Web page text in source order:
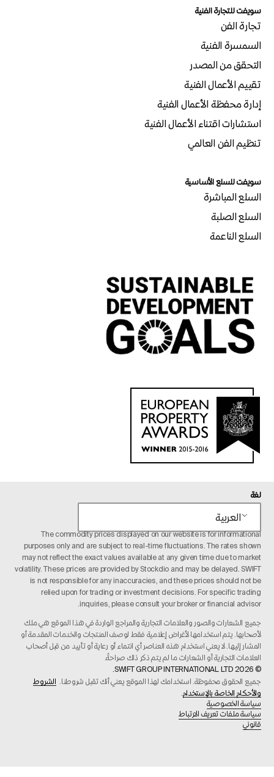
سويفت للتجارة الفنية
تجارة الفن
السمسرة الفنية
التحقق من المصدر
تقييم الأعمال الفنية
إدارة محفظة الأعمال الفنية
استشارات اقتناء الأعمال الفنية
تنظيم الفن العالمي
سويفت للسلع الأساسية
السلع المباشرة
السلع الصلبة
السلع الناعمة
لغة
العربية
The commodity prices displayed on our website is for informational
purposes only and are subject to real-time fluctuations. The rates shown
may not reflect the exact values available at any given time due to market
volatility. These prices are provided by Stockdio and may be delayed. SWIFT
is not responsible for any inaccuracies, and these prices should not be
relied upon for trading or investment decisions. For specific trading
inquiries, please consult your broker or financial advisor.
جميع الشعارات والصور والعلامات التجارية والمراجع الواردة في هذا الموقع هي ملك
لأصحابها. يتم استخدامها لأغراض إعلامية فقط لوصف المنتجات والخدمات المقدمة أو
المشار إليها. لا يعني استخدام هذه العناصر أي انتماء أو رعاية أو تأييد من قبل أصحاب
العلامات التجارية أو الشعارات ما لم يتم ذكر ذلك صراحةً.
© 2026 SWIFT GROUP INTERNATIONAL LTD.
جميع الحقوق محفوظة. استخدامك لهذا الموقع يعني أنك تقبل شروطنا. الشروط
والأحكام الخاصة بالإستخدام
سياسة الخصوصية
سياسة ملفات تعريف الارتباط
قانوني